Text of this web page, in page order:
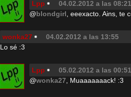
Lpp
04.02.2012 a las 08:21
@blondgirl , eeexacto. Ains, te
wonka27
04.02.2012 a las 13:55
Lo sé :3
Lpp
05.02.2012 a las 00:51
@wonka27 , Muaaaaaaack! :3